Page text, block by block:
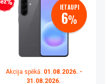
kredīts IETAUPI
6%
Akcija spēkā: 01.08.2026. -
31.08.2026.